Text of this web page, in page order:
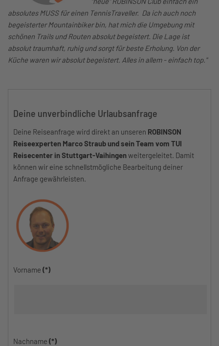
absolutes MUSS für einen TennisTraveller. Da ich auch noch
begeisterter Mountainbiker bin, hat mich die Umgebung mit
schönen Trails und Routen absolut begeistert. Die Lage ist
absolut traumhaft, ruhig und sorgt für beste Erholung. Von der
Küche waren wir absolut begeistert. Alles in allem - einfach top."
Deine unverbindliche Urlaubsanfrage
Deine Reiseanfrage wird direkt an unseren ROBINSON
Reiseexperten Marco Straub und sein Team vom TUI
Reisecenter in Stuttgart-Vaihingenweitergeleitet. Damit
können wir eine schnellstmögliche Bearbeitung deiner
Anfrage gewährleisten.
Vorname (*)
Nachname (*)